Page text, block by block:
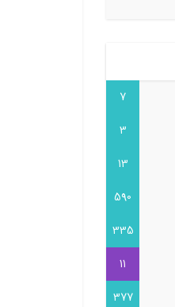
7
3
13
590
335
11
377